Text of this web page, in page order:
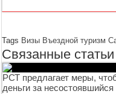
Tags Визы Въездной туризм
Связанные статьи
РСТ предлагает меры,
деньги за